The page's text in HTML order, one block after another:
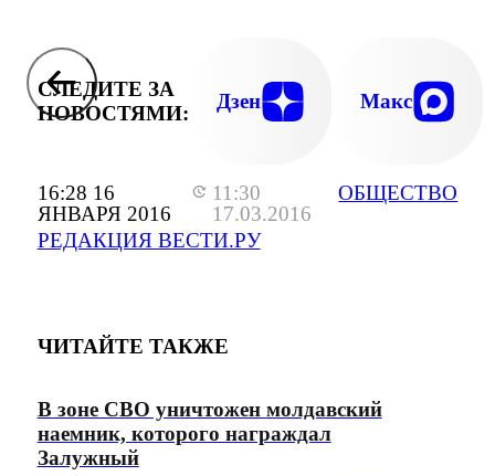
16:28 16
ЯНВАРЯ 2016
11:30
17.03.2016
РЕДАКЦИЯ ВЕСТИ.РУ
ОБЩЕСТВО
СЛЕДИТЕ ЗА
НОВОСТЯМИ:
Дзен Макс
ЧИТАЙТЕ ТАКЖЕ
В зоне СВО уничтожен молдавский
наемник, которого награждал
Залужный